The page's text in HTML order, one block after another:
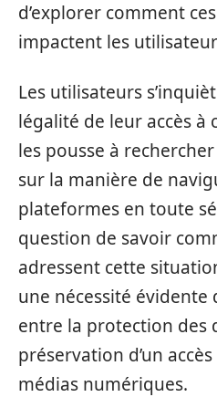
d’explorer comment
impactent les
Les utilisateurs
légalité de leur accès à
les pousse à
sur la manière de
plateformes en toute
question de savoir
adressent cette
une nécessité
entre la protection des
préservation d’un
médias numériques.